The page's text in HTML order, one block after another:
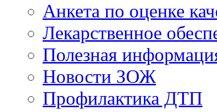
Анкета по оценке
Лекарственное
Полезная
Новости ЗОЖ
Профилактика ДТП